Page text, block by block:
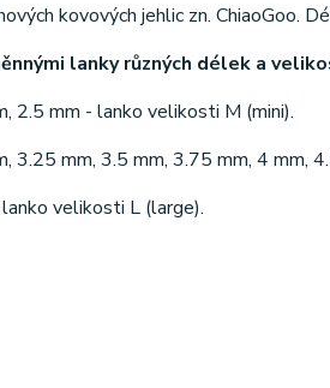
kovových jehlic zn. ChiaoGoo.
lanky různých délek a
2.5 mm - lanko velikosti M (mini).
3.25 mm, 3.5 mm, 3.75 mm, 4 mm,
velikosti L (large).